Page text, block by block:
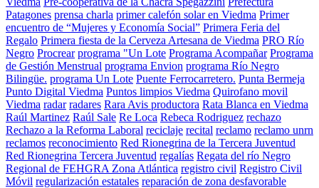
Patagones prensa charla primer calefón solar en Viedma Primer
encuentro de “Mujeres y Economía Social” Primera Feria del
Regalo Primera fiesta de la Cerveza Artesana de Viedma PRO Río
Negro Procrear programa "Un Lote Programa Acompañar Programa
de Gestión Menstrual programa Envion programa Río Negro
Bilingüe. programa Un Lote Puente Ferrocarretero. Punta Bermeja
Punto Digital Viedma Puntos limpios Viedma Quirofano movil
Viedma radar radares Rara Avis productora Rata Blanca en Viedma
Raúl Martinez Raúl Sale Re Loca Rebeca Rodriguez rechazo
Rechazo a la Reforma Laboral reciclaje recital reclamo reclamo unrn
reclamos reconocimiento Red Rionegrina de la Tercera Juventud
Red Rionegrina Tercera Juventud regalías Regata del río Negro
Regional de FEHGRA Zona Atlántica registro civil Registro Civil
Móvil regularización estatales reparación de zona desfavorable